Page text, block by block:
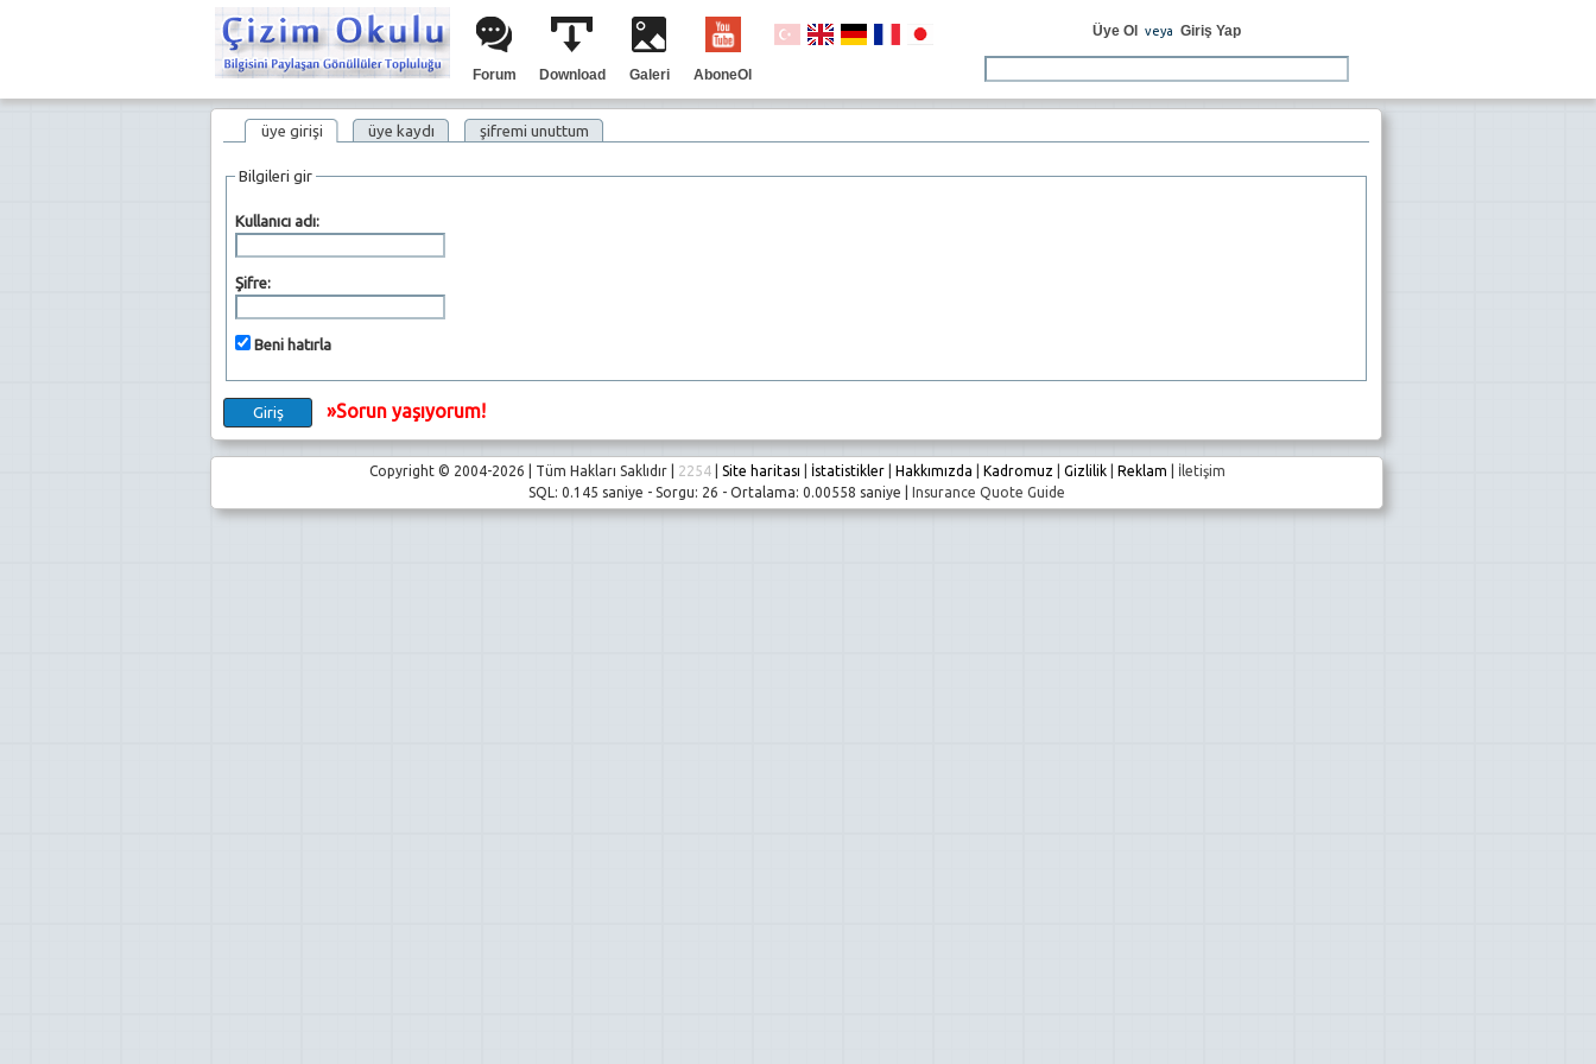
Forum Download Galeri AboneOl
Üye Ol veya Giriş Yap
üye girişi üye kaydı şifremi unuttum
Bilgileri gir
Kullanıcı adı:
Şifre:
Beni hatırla
»Sorun yaşıyorum!
Copyright © 2004-2026 | Tüm Hakları Saklıdır | 2254| Site haritası İstatistikler| Hakkımızda Kadromuz Gizlilik| Reklam
İletişim
SQL: 0.145 saniye - Sorgu: 26 - Ortalama: 0.00558 saniye |
Insurance Quote Guide